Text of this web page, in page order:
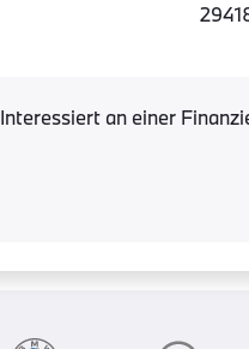
Interessiert an einer